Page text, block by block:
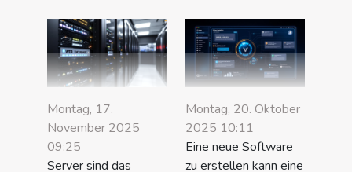
Montag, 17.
November 2025
09:25
Server sind das
Montag, 20. Oktober
2025 10:11
Eine neue Software
zu erstellen kann eine